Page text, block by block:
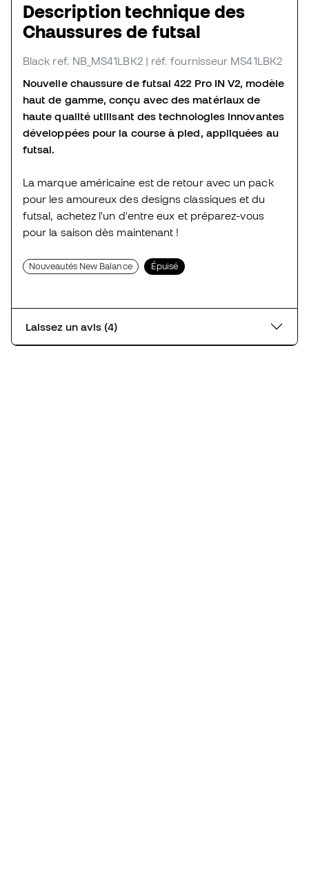
Description technique des
Chaussures de futsal
Black ref. NB_MS41LBK2 | réf. fournisseur MS41LBK2
Nouvelle chaussure de futsal 422 Pro IN V2, modèle
haut de gamme, conçu avec des matériaux de
haute qualité utilisant des technologies innovantes
développées pour la course à pied, appliquées au
futsal.
La marque américaine est de retour avec un pack
pour les amoureux des designs classiques et du
futsal, achetez l'un d'entre eux et préparez-vous
pour la saison dès maintenant !
Nouveautés New Balance Épuisé
Laissez un avis (4)